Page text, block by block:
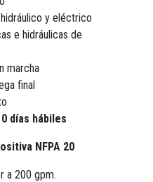
y eléctrico
e hidráulicas de
marcha
final
días hábiles
NFPA 20
a 200 gpm.